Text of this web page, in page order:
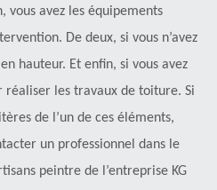
vous avez les équipements
De deux, si vous n’avez
hauteur. Et enfin, si vous avez
réaliser les travaux de toiture. Si
de l’un de ces éléments,
un professionnel dans le
peintre de l’entreprise KG